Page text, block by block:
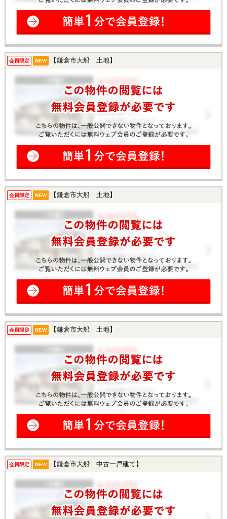
会員限定 NEW 【鎌倉市大船｜土地】
会員限定 NEW 【鎌倉市大船｜土地】
会員限定 NEW 【鎌倉市大船｜土地】
会員限定 NEW 【鎌倉市大船｜中古一戸建て】